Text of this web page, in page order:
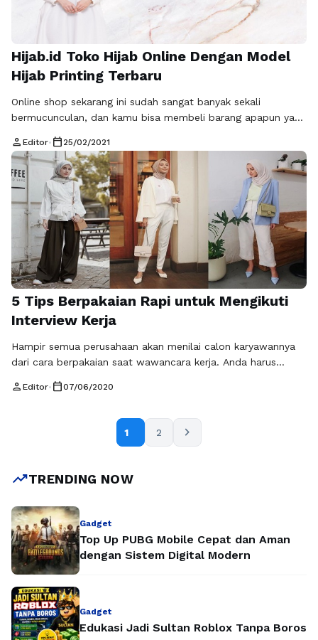
Hijab.id Toko Hijab Online Dengan Model
Hijab Printing Terbaru
Online shop sekarang ini sudah sangat banyak sekali
bermucunculan, dan kamu bisa membeli barang apapun yang
muslim yang kekinian. Hijab dan busana muslim bisa dengan
mudah kamu dapatkan di berbagai online shop dan tentunya
ada beberapa online shop yang menjual hijab dan busana
muslim berkualitas tanpa harus merogoh kocek …
Baca
Selengkapnya
person Editor• calendar_today 25/02/2021
5 Tips Berpakaian Rapi untuk Mengikuti
Interview Kerja
Hampir semua perusahaan akan menilai calon karyawannya
dari cara berpakaian saat wawancara kerja. Anda harus
berpakaian rapi dari teman atau kerabat lain yang
perlu dipertimbangkan saat memilih pakaian. Biasanya
panggilan interview dilakukan dua atau tiga hari sebelum
person Editor• calendar_today07/06/2020
1 2 chevron_right
trending_upTRENDING NOW
Gadget
Top Up PUBG Mobile Cepat dan Aman
dengan Sistem Digital Modern
Gadget
Edukasi Jadi Sultan Roblox Tanpa Boros